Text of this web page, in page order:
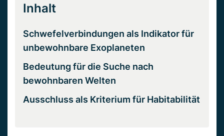
Inhalt
Schwefelverbindungen als Indikator für
unbewohnbare Exoplaneten
Bedeutung für die Suche nach
bewohnbaren Welten
Ausschluss als Kriterium für Habitabilität